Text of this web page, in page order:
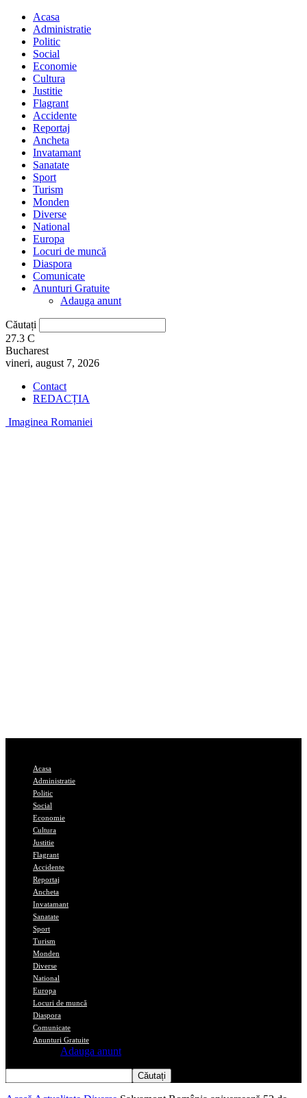
Acasa
Administratie
Politic
Social
Economie
Cultura
Justitie
Flagrant
Accidente
Reportaj
Ancheta
Invatamant
Sanatate
Sport
Turism
Monden
Diverse
National
Europa
Locuri de muncă
Diaspora
Comunicate
Anunturi Gratuite
Adauga anunt
Căutați
27.3 C
Bucharest
vineri, august 7, 2026
Contact
REDACȚIA
Imaginea Romaniei
Acasa
Administratie
Politic
Social
Economie
Cultura
Justitie
Flagrant
Accidente
Reportaj
Ancheta
Invatamant
Sanatate
Sport
Turism
Monden
Diverse
National
Europa
Locuri de muncă
Diaspora
Comunicate
Anunturi Gratuite
Adauga anunt